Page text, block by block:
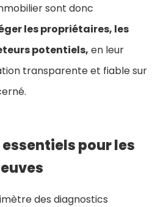
sont donc
les propriétaires, les
potentiels, en leur
transparente et fiable sur
pour les
des diagnostics